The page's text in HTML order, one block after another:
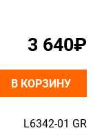
L6342-01 GR
3 640₽
В КОРЗИНУ